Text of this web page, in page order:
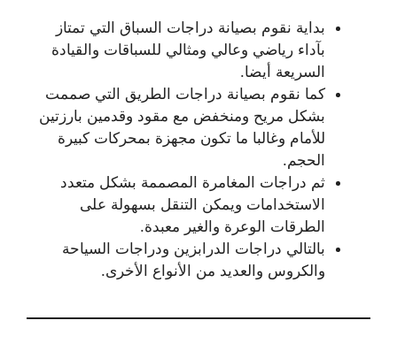
بداية نقوم بصيانة دراجات السباق التي تمتاز
بآداء رياضي وعالي ومثالي للسباقات والقيادة
السريعة أيضا.
كما نقوم بصيانة دراجات الطريق التي صممت
بشكل مريح ومنخفض مع مقود وقدمين بارزتين
للأمام وغالبا ما تكون مجهزة بمحركات كبيرة
الحجم.
ثم دراجات المغامرة المصممة بشكل متعدد
الاستخدامات ويمكن التنقل بسهولة على
الطرقات الوعرة والغير معبدة.
بالتالي دراجات الدرابزين ودراجات السياحة
والكروس والعديد من الأنواع الأخرى.